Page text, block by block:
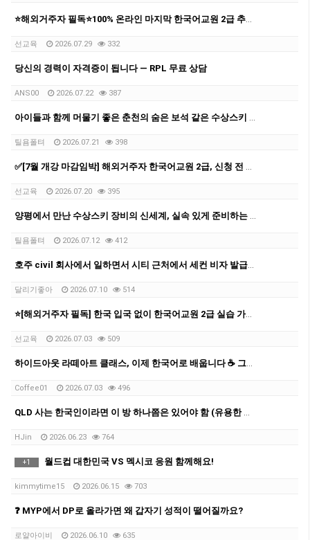
⭐해외거주자 필독⭐100% 온라인 마지막 한국어교원 2급 추가모집 (~8/2)
선교육 2026.07.29 332
당신의 경력이 자격증이 됩니다 — RPL 무료 상담
ANS00 2026.07.22 387
아이들과 함께 머물기 좋은 춘천의 숨은 보석 같은 수상스키 숙소 후기
틸욤폴텨 2026.07.21 398
✅[7월 개강 마감임박] 해외거주자 한국어교원 2급, 신청 전 반드시 확인할 5가지
선교육 2026.07.20 395
양평에서 만난 수상스키 장비의 신세계, 실속 있게 준비하는 팁
틸욤폴텨 2026.07.12 412
호주 civil 회사에서 일하면서 시티 근처에서 세컨 비자 발급받은 과정을 공유 드립니다.
달리기좋아 2026.07.10 514
⭐[해외거주자 필독] 한국 입국 없이 한국어교원 2급 실습 가능한 마지막 반입니다
선교육 2026.07.03 509
하이드아웃 라떼아트 클래스, 이제 한국어로 배웁니다 ☕ 그룹 커피 클래스 오픈!
Coffee01 2026.07.03 496
QLD 사는 한국인이라면 이 방 하나쯤은 있어야 함 (유용한 카톡방 모음 공유)
HJin 2026.06.23 764
+1 월드컵 대한민국 VS 멕시코 응원 함께해요!
kimmytime15 2026.06.15 703
❓ MYP에서 DP로 올라가면 왜 갑자기 성적이 떨어질까요?
로얄아이비 2026.06.10 635